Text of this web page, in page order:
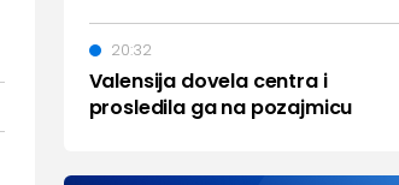
Valensija dovela centra i
prosledila ga na pozajmicu
20:32